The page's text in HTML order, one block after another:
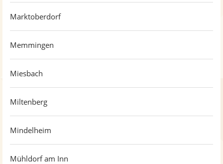
Marktoberdorf
Memmingen
Miesbach
Miltenberg
Mindelheim
Mühldorf am Inn